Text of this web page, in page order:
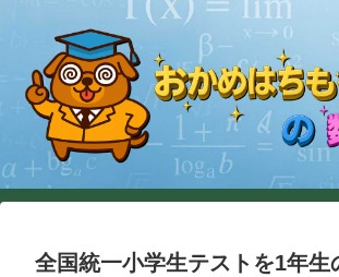
全国統一小学生テストを1年生